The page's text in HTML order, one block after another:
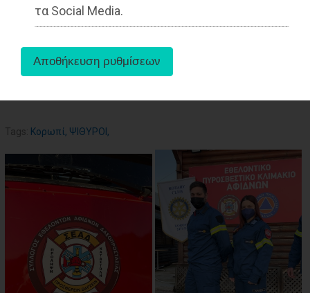
τα Social Media.
Tags: Κορωπί, ΨΙΘΥΡΟΙ ,